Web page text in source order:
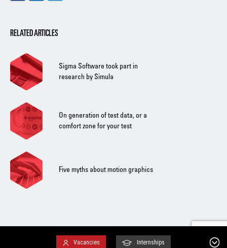
RELATED ARTICLES
Sigma Software took part in
research by Simula
On generation of test data, or a
comfort zone for your test
Five myths about motion graphics
Vacancies Internships